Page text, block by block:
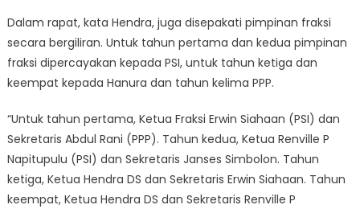
Dalam rapat, kata Hendra, juga disepakati pimpinan fraksi
secara bergiliran. Untuk tahun pertama dan kedua pimpinan
fraksi dipercayakan kepada PSI, untuk tahun ketiga dan
keempat kepada Hanura dan tahun kelima PPP.
“Untuk tahun pertama, Ketua Fraksi Erwin Siahaan (PSI) dan
Sekretaris Abdul Rani (PPP). Tahun kedua, Ketua Renville P
Napitupulu (PSI) dan Sekretaris Janses Simbolon. Tahun
ketiga, Ketua Hendra DS dan Sekretaris Erwin Siahaan. Tahun
keempat, Ketua Hendra DS dan Sekretaris Renville P